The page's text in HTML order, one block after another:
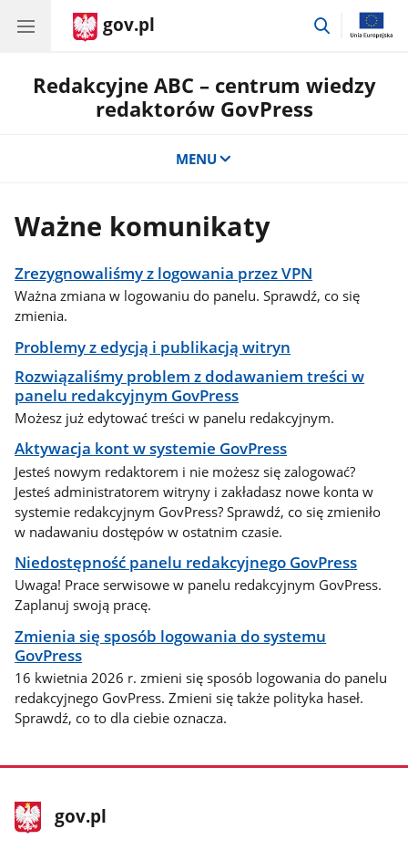
gov.pl
przejdź
Redakcyjne ABC – centrum wiedzy
redaktorów GovPress
MENU
Ważne komunikaty
Zrezygnowaliśmy z logowania przez VPN
Ważna zmiana w logowaniu do panelu. Sprawdź, co się
zmienia.
Problemy z edycją i publikacją witryn
Rozwiązaliśmy problem z dodawaniem treści w
panelu redakcyjnym GovPress
Możesz już edytować treści w panelu redakcyjnym.
Aktywacja kont w systemie GovPress
Jesteś nowym redaktorem i nie możesz się zalogować?
Jesteś administratorem witryny i zakładasz nowe konta w
systemie redakcyjnym GovPress? Sprawdź, co się zmieniło
w nadawaniu dostępów w ostatnim czasie.
Niedostępność panelu redakcyjnego GovPress
Uwaga! Prace serwisowe w panelu redakcyjnym GovPress.
Zaplanuj swoją pracę.
Zmienia się sposób logowania do systemu
GovPress
16 kwietnia 2026 r. zmieni się sposób logowania do panelu
redakcyjnego GovPress. Zmieni się także polityka haseł.
Sprawdź, co to dla ciebie oznacza.
stopka
gov.pl
Strona
gov.pl